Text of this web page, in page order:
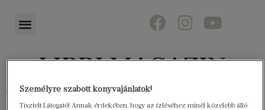
Könyvektől az olvasókig
Személyre szabott könyvajánlatok!
Tisztelt Látogató! Annak érdekében, hogy az ízléséhez minél közelebb álló